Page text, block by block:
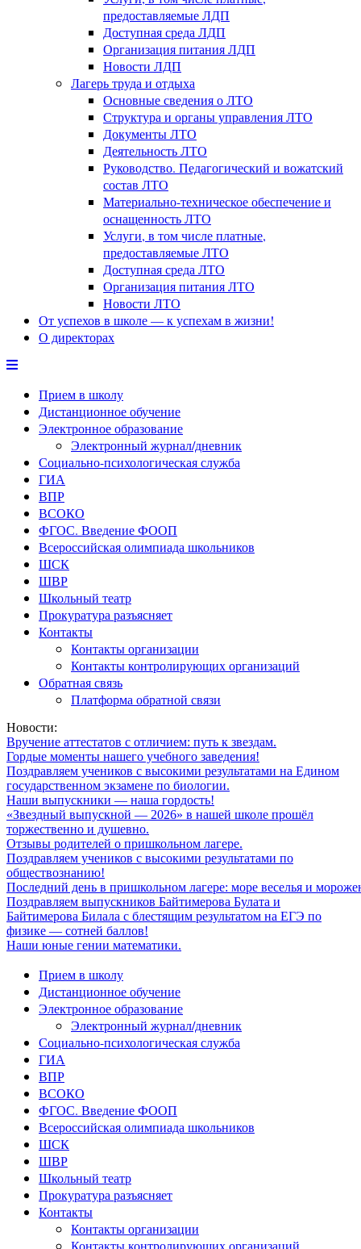
предоставляемые ЛДП
Доступная среда ЛДП
Организация питания ЛДП
Новости ЛДП
Лагерь труда и отдыха
Основные сведения о ЛТО
Структура и органы управления ЛТО
Документы ЛТО
Деятельность ЛТО
Руководство. Педагогический и вожатский
состав ЛТО
Материально-техническое обеспечение и
оснащенность ЛТО
Услуги, в том числе платные,
предоставляемые ЛТО
Доступная среда ЛТО
Организация питания ЛТО
Новости ЛТО
От успехов в школе — к успехам в жизни!
О директорах
Прием в школу
Дистанционное обучение
Электронное образование
Электронный журнал/дневник
Социально-психологическая служба
ГИА
ВПР
ВСОКО
ФГОС. Введение ФООП
Всероссийская олимпиада школьников
ШСК
ШВР
Школьный театр
Прокуратура разъясняет
Контакты
Контакты организации
Контакты контролирующих организаций
Обратная связь
Платформа обратной связи
Новости:
Вручение аттестатов с отличием: путь к звездам.
Гордые моменты нашего учебного заведения!
Поздравляем учеников с высокими результатами на Едином
государственном экзамене по биологии.
Наши выпускники — наша гордость!
«Звездный выпускной — 2026» в нашей школе прошёл
торжественно и душевно.
Отзывы родителей о пришкольном лагере.
Поздравляем учеников с высокими результатами по
обществознанию!
Последний день в пришкольном лагере: море веселья и
Поздравляем выпускников Байтимерова Булата и
Байтимерова Билала с блестящим результатом на ЕГЭ по
физике — сотней баллов!
Наши юные гении математики.
Прием в школу
Дистанционное обучение
Электронное образование
Электронный журнал/дневник
Социально-психологическая служба
ГИА
ВПР
ВСОКО
ФГОС. Введение ФООП
Всероссийская олимпиада школьников
ШСК
ШВР
Школьный театр
Прокуратура разъясняет
Контакты
Контакты организации
Контакты контролирующих организаций